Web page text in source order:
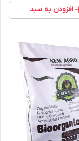
افزودن به سبد